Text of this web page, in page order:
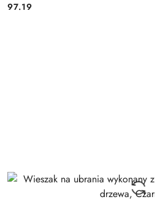
Cena:
97.19